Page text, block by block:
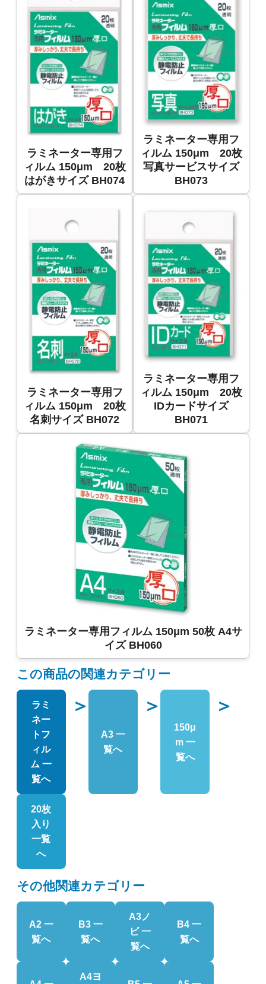
ラミネーター専用フ
ィルム 150μm 20枚
はがきサイズ BH074
ラミネーター専用フ
ィルム 150μm 20枚
写真サービスサイズ
BH073
ラミネーター専用フ
ィルム 150μm 20枚
名刺サイズ BH072
ラミネーター専用フ
ィルム 150μm 20枚
IDカードサイズ
BH071
ラミネーター専用フィルム 150μm 50枚 A4サ
イズ BH060
この商品の関連カテゴリー
ラミ
ネー
トフ
ィル
ム 一
覧へ
＞
A3 一
覧へ
＞
150μ
m 一
覧へ
＞
20枚
入り
一覧
へ
その他関連カテゴリー
A2 一
覧へ
B3 一
覧へ
A3ノ
ビ 一
覧へ
B4 一
覧へ
A4ヨ